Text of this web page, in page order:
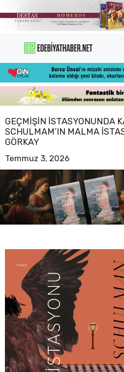
atla
GEÇMIŞIN İSTASYONUNDA
SCHULMAM’IN MALMA
GÖRKAY
Temmuz 3, 2026